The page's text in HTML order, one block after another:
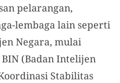
pelarangan,
lembaga lain seperti
Negara, mulai
(Badan Intelijen
Stabilitas